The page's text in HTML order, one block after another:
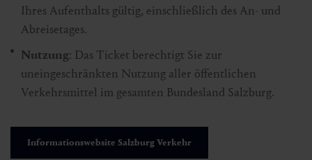
Ihres Aufenthalts gültig, einschließlich des An- und
Abreisetages.
Nutzung: Das Ticket berechtigt Sie zur
uneingeschränkten Nutzung aller öffentlichen
Verkehrsmittel im gesamten Bundesland Salzburg.
Informationswebsite Salzburg Verkehr